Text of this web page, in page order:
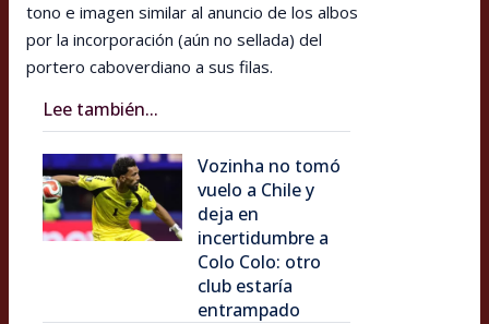
tono e imagen similar al anuncio de los albos
por la incorporación (aún no sellada) del
portero caboverdiano a sus filas.
Lee también...
Vozinha no tomó
vuelo a Chile y
deja en
incertidumbre a
Colo Colo: otro
club estaría
entrampado